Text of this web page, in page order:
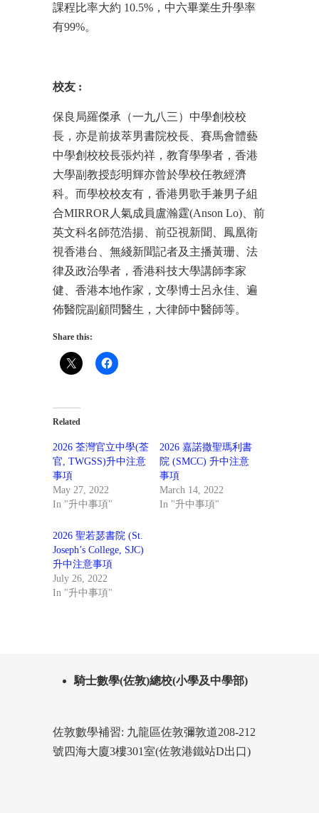
課程比率大約 10.5%，中六畢業生升學率
有99%。
校友 :
保良局羅傑承（一九八三）中學創校校
長，亦是前拔萃男書院校長、賽馬會體藝
中學創校校長張灼祥，教育學學者，香港
大學副教授彭明輝亦曾於學校任教經濟
科。而學校校友有，香港男歌手兼男子組
合MIRROR人氣成員盧瀚霆(Anson Lo)、前
英文科名師范浩揚、前亞視新聞、鳳凰衛
視香港台、無綫新聞記者及主播黃珊、法
律及政治學者，香港科技大學講師李家
健、香港本地作家，文學博士呂永佳、遍
佈醫院副顧問醫生，大律師中醫師等。
Share this:
Related
2026 荃灣官立中學(荃
官, TWGSS)升中注意
事項
May 27, 2022
In "升中事項"
2026 嘉諾撒聖瑪利書
院 (SMCC) 升中注意
事項
March 14, 2022
In "升中事項"
2026 聖若瑟書院 (St.
Joseph’s College, SJC)
升中注意事項
July 26, 2022
In "升中事項"
騎士數學(佐敦)總校(小學及中學部)
佐敦數學補習: 九龍區佐敦彌敦道208-212
號四海大廈3樓301室(佐敦港鐵站D出口)